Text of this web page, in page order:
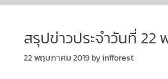
สรุปข่าวประจำวันที่ 22
22 พฤษภาคม 2019byinfforest